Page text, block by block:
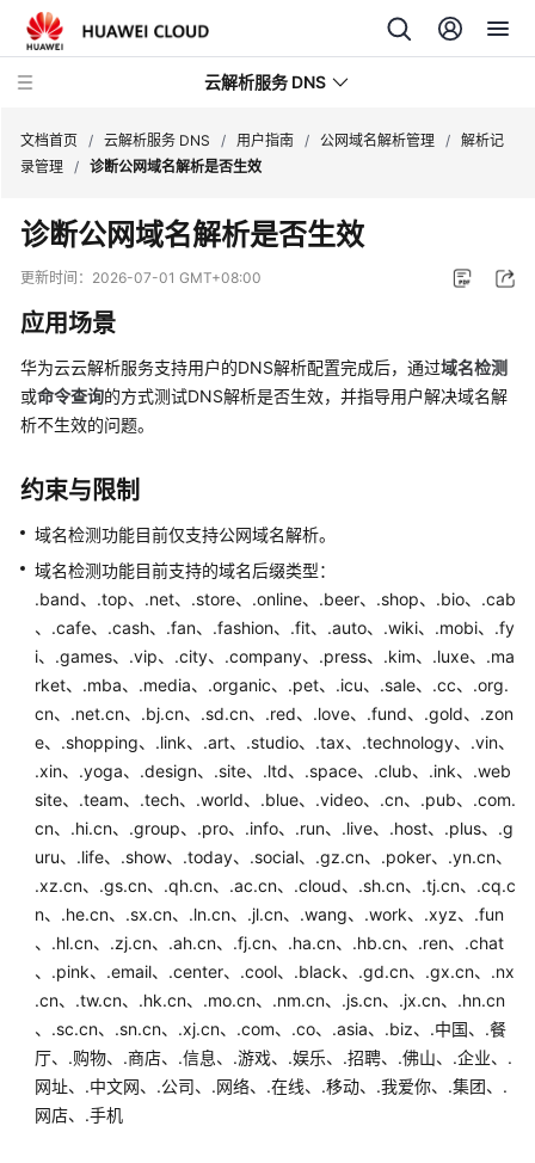
云解析服务 DNS
最
新
动
品
介
绍
快
入
门
指
南
通
过
IAM
授
使
用
DNS
的
公
网
域
文档首页 / 云解析服务 DNS / 用户指南 / 公网域名解析管理 / 解析记
录管理 / 诊断公网域名解析是否生效
诊断公网域名解析是否生效
更新时间： 2026-07-01 GMT+08:00
应用场景
华为云云解析服务支持用户的DNS解析配置完成后，通过域名检测
或命令查询的方式测试DNS解析是否生效，并指导用户解决域名解
析不生效的问题。
约束与限制
域名检测功能目前仅支持公网域名解析。
域名检测功能目前支持的域名后缀类型：
.band、.top、.net、.store、.online、.beer、.shop、.bio、.cab
、.cafe、.cash、.fan、.fashion、.fit、.auto、.wiki、.mobi、.fy
i、.games、.vip、.city、.company、.press、.kim、.luxe、.ma
rket、.mba、.media、.organic、.pet、.icu、.sale、.cc、.org.
cn、.net.cn、.bj.cn、.sd.cn、.red、.love、.fund、.gold、.zon
e、.shopping、.link、.art、.studio、.tax、.technology、.vin、
.xin、.yoga、.design、.site、.ltd、.space、.club、.ink、.web
site、.team、.tech、.world、.blue、.video、.cn、.pub、.com.
cn、.hi.cn、.group、.pro、.info、.run、.live、.host、.plus、.g
uru、.life、.show、.today、.social、.gz.cn、.poker、.yn.cn、
.xz.cn、.gs.cn、.qh.cn、.ac.cn、.cloud、.sh.cn、.tj.cn、.cq.c
n、.he.cn、.sx.cn、.ln.cn、.jl.cn、.wang、.work、.xyz、.fun
、.hl.cn、.zj.cn、.ah.cn、.fj.cn、.ha.cn、.hb.cn、.ren、.chat
、.pink、.email、.center、.cool、.black、.gd.cn、.gx.cn、.nx
.cn、.tw.cn、.hk.cn、.mo.cn、.nm.cn、.js.cn、.jx.cn、.hn.cn
、.sc.cn、.sn.cn、.xj.cn、.com、.co、.asia、.biz、.中国、.餐
厅、.购物、.商店、.信息、.游戏、.娱乐、.招聘、.佛山、.企业、.
网址、.中文网、.公司、.网络、.在线、.移动、.我爱你、.集团、.
网店、.手机